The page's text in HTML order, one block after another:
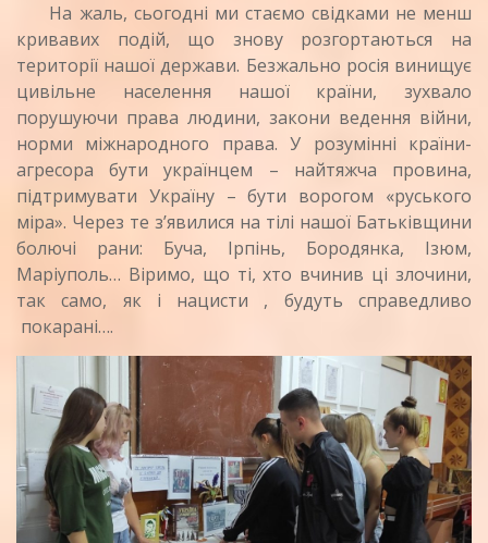
На жаль, сьогодні ми стаємо свідками не менш
кривавих подій, що знову розгортаються на
території нашої держави. Безжально росія винищує
цивільне населення нашої країни, зухвало
порушуючи права людини, закони ведення війни,
норми міжнародного права. У розумінні країни-
агресора бути українцем – найтяжча провина,
підтримувати Україну – бути ворогом «руського
міра». Через те з’явилися на тілі нашої Батьківщини
болючі рани: Буча, Ірпінь, Бородянка, Ізюм,
Маріуполь… Віримо, що ті, хто вчинив ці злочини,
так само, як і нацисти , будуть справедливо
покарані….